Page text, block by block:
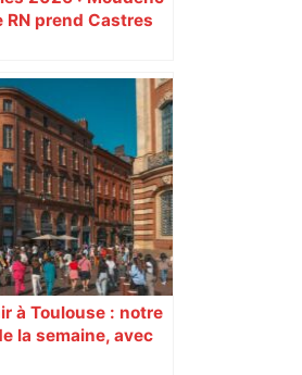
RN prend Castres
à Toulouse : notre
la semaine, avec